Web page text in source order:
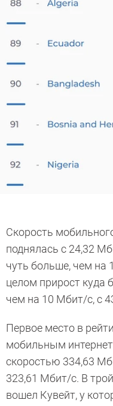
Скорость
поднялась с 24,32
чуть больше, чем на
целом прирост куда
чем на 10 Мбит/с, с
Первое место в
мобильным
скоростью 334,63
323,61 Мбит/с. В
вошел Кувейт, у